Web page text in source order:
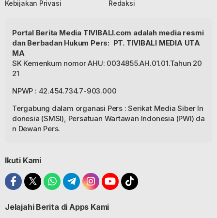
Kebijakan Privasi
Redaksi
Portal Berita Media TIVIBALI.com adalah media resmi
dan Berbadan Hukum Pers: PT. TIVIBALI MEDIA UTA
MA
SK Kemenkum nomor AHU: 0034855.AH.01.01.Tahun 20
21
NPWP : 42.454.734.7-903.000
Tergabung dalam organasi Pers : Serikat Media Siber In
donesia (SMSI), Persatuan Wartawan Indonesia (PWI) da
n Dewan Pers.
Ikuti Kami
Jelajahi Berita di Apps Kami